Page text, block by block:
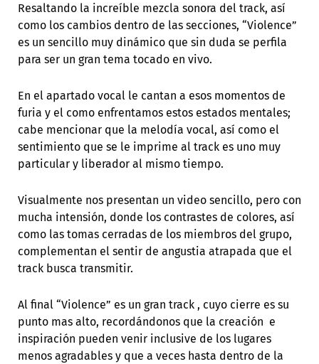
Resaltando la increíble mezcla sonora del track, así
como los cambios dentro de las secciones, “Violence”
es un sencillo muy dinámico que sin duda se perfila
para ser un gran tema tocado en vivo.
En el apartado vocal le cantan a esos momentos de
furia y el como enfrentamos estos estados mentales;
cabe mencionar que la melodía vocal, así como el
sentimiento que se le imprime al track es uno muy
particular y liberador al mismo tiempo.
Visualmente nos presentan un video sencillo, pero con
mucha intensión, donde los contrastes de colores, así
como las tomas cerradas de los miembros del grupo,
complementan el sentir de angustia atrapada que el
track busca transmitir.
Al final “Violence” es un gran track , cuyo cierre es su
punto mas alto, recordándonos que la creación e
inspiración pueden venir inclusive de los lugares
menos agradables y que a veces hasta dentro de la